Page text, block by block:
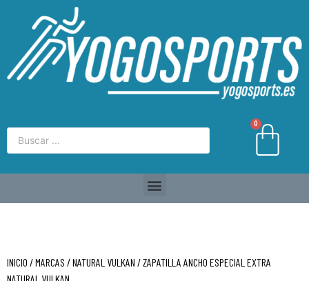
0
INICIO /MARCAS /NATURAL VULKAN / ZAPATILLA ANCHO ESPECIAL EXTRA